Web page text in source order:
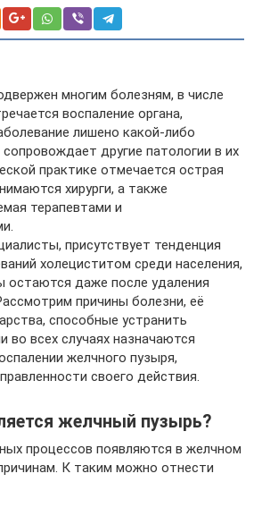
многим болезням, в числе
воспаление органа,
лишено какой-либо
другие патологии в их
практике отмечается острая
хирурги, а также
терапевтами и
присутствует тенденция
холециститом среди населения,
остаются даже после удаления
причины болезни, её
способные устранить
во всех случаях назначаются
желчного пузыря,
своего действия.
желчный пузырь?
процессов появляются в желчном
К таким можно отнести